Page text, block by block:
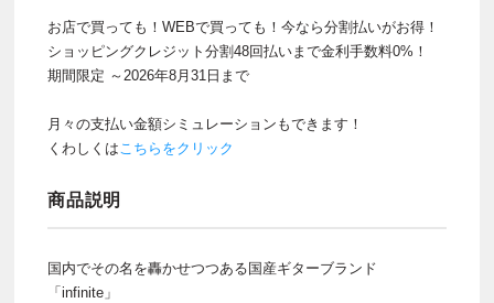
お店で買っても！WEBで買っても！今なら分割払いがお得！
ショッピングクレジット分割48回払いまで金利手数料0%！
期間限定 ～2026年8月31日まで
月々の支払い金額シミュレーションもできます！
くわしくはこちらをクリック
商品説明
国内でその名を轟かせつつある国産ギターブランド
「infinite」